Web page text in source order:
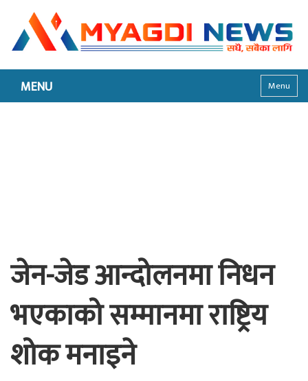
MENU Menu
जेन-जेड आन्दोलनमा निधन
भएकाको सम्मानमा राष्ट्रिय
शोक मनाइने